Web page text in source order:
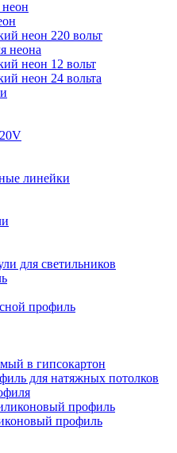
неон 220 вольт
неона
неон 12 вольт
неон 24 вольта
линейки
для светильников
профиль
в гипсокартон
для натяжных потолков
профиль